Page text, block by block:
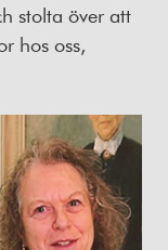
stolta över att
hos oss,